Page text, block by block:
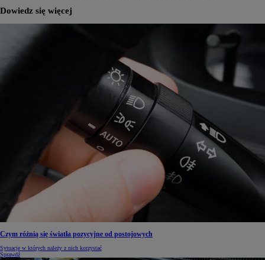
Dowiedz się więcej
Czym różnią się światła pozycyjne od postojowych
Sytuacje w których należy z nich korzystać
Sprawdź